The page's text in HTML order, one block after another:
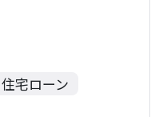
住宅ローン